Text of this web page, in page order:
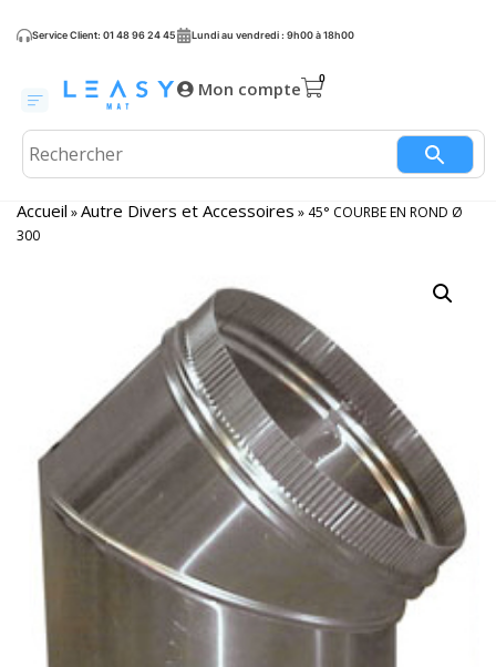
Service Client: 01 48 96 24 45 Lundi au vendredi : 9h00 à 18h00
Mon compte
Accueil »Autre Divers et Accessoires » 45° COURBE EN ROND Ø
300